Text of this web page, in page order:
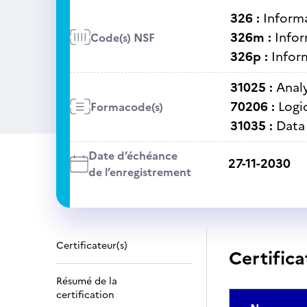
Code(s) NSF
326 :
326m :
326p :
Formacode(s)
31025 :
70206 :
31035 :
Date d’échéance
de l’enregistrement
27-11-2030
Certificateur(s)
Résumé de la
certification